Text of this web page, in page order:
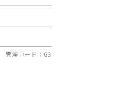
管理コード：63